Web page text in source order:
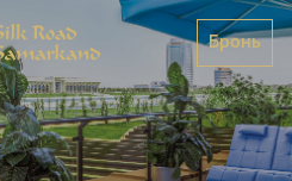
Бронь